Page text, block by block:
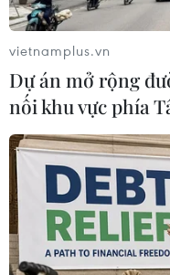
#Quỹ Tiền tệ Quốc tế
#Ấn Độ
#Nhật Bản
#Nền kinh tế lớn nhất
vietnamplus.vn
Dự án mở rộng
nối khu vực phía